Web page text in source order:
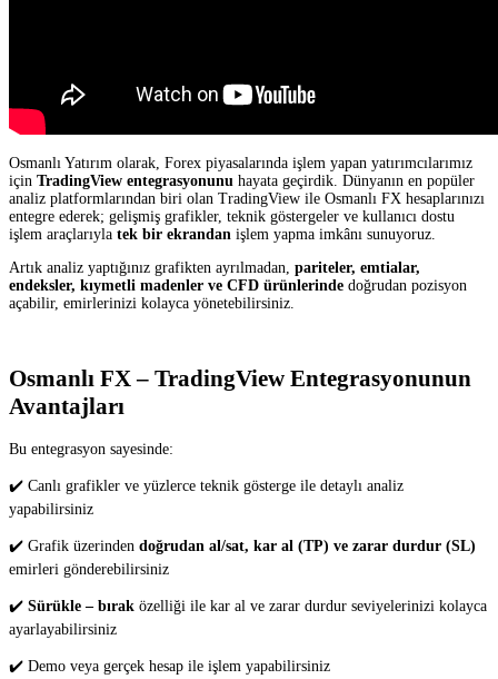
Osmanlı Yatırım olarak, Forex piyasalarında işlem yapan yatırımcılarımız
için TradingView entegrasyonunu hayata geçirdik. Dünyanın en popüler
analiz platformlarından biri olan TradingView ile Osmanlı FX hesaplarınızı
entegre ederek; gelişmiş grafikler, teknik göstergeler ve kullanıcı dostu
işlem araçlarıyla tek bir ekrandan işlem yapma imkânı sunuyoruz.
Artık analiz yaptığınız grafikten ayrılmadan, pariteler, emtialar,
endeksler, kıymetli madenler ve CFD ürünlerinde doğrudan pozisyon
açabilir, emirlerinizi kolayca yönetebilirsiniz.
Osmanlı FX – TradingView Entegrasyonunun
Avantajları
Bu entegrasyon sayesinde:
✔️ Canlı grafikler ve yüzlerce teknik gösterge ile detaylı analiz
yapabilirsiniz
✔️ Grafik üzerinden doğrudan al/sat, kar al (TP) ve zarar durdur (SL)
emirleri gönderebilirsiniz
✔️ Sürükle – bırak özelliği ile kar al ve zarar durdur seviyelerinizi kolayca
ayarlayabilirsiniz
✔️ Demo veya gerçek hesap ile işlem yapabilirsiniz